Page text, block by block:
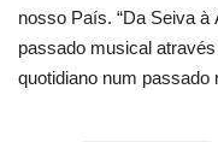
nosso País. “Da Seiva à
passado musical
quotidiano num passado